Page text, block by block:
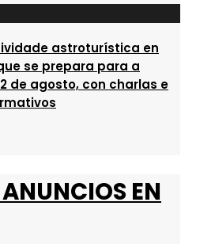
astroturística en
se prepara para a
de agosto, con charlas e
EN